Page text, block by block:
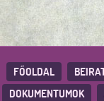
FŐOLDAL
DOKUMENTUMOK